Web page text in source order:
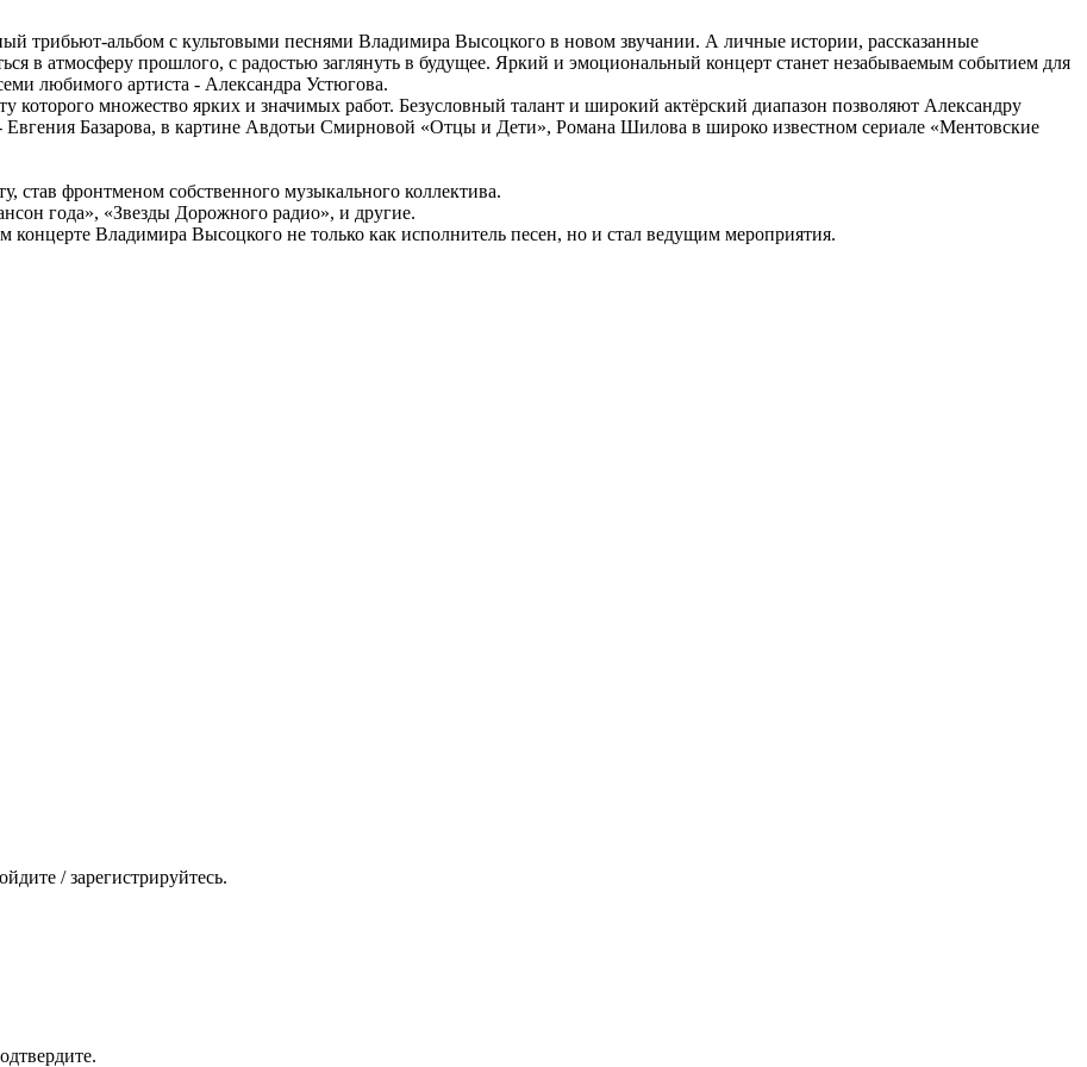
трибьют-альбом с культовыми песнями Владимира Высоцкого в новом звучании. А личные истории, рассказанные
в атмосферу прошлого, с радостью заглянуть в будущее. Яркий и эмоциональный концерт станет незабываемым событием для
любимого артиста - Александра Устюгова.
которого множество ярких и значимых работ. Безусловный талант и широкий актёрский диапазон позволяют Александру
Базарова, в картине Авдотьи Смирновой «Отцы и Дети», Романа Шилова в широко известном сериале «Ментовские
фронтменом собственного музыкального коллектива.
года», «Звезды Дорожного радио», и другие.
Владимира Высоцкого не только как исполнитель песен, но и стал ведущим мероприятия.
/ зарегистрируйтесь.